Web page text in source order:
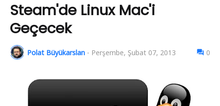
Steam'de Linux Mac'i
Geçecek
Polat Büyükarslan - Perşembe, Şubat 07, 2013 0